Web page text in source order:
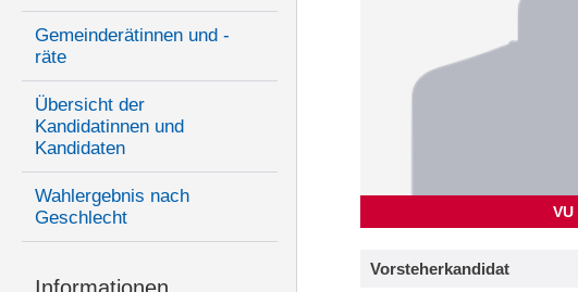
Gemeinderätinnen und -
räte
Übersicht der
Kandidatinnen und
Kandidaten
Wahlergebnis nach
Geschlecht
VU
Vorsteherkandidat